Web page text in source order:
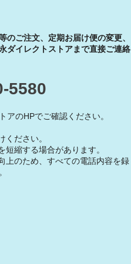
のご注文、定期お届け便の変更、
ダイレクトストアまで直接ご連絡
5580
アのHPでご確認ください。
ださい。
縮する場合があります。
上のため、すべての電話内容を録